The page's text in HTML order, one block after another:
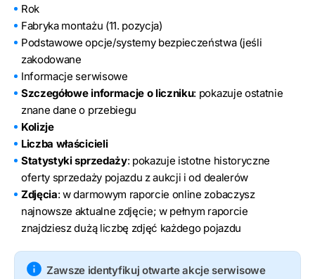
Rok
Fabryka montażu (11. pozycja)
Podstawowe opcje/systemy bezpieczeństwa (jeśli
zakodowane
Informacje serwisowe
Szczegółowe informacje o liczniku: pokazuje ostatnie
znane dane o przebiegu
Kolizje
Liczba właścicieli
Statystyki sprzedaży: pokazuje istotne historyczne
oferty sprzedaży pojazdu z aukcji i od dealerów
Zdjęcia: w darmowym raporcie online zobaczysz
najnowsze aktualne zdjęcie; w pełnym raporcie
znajdziesz dużą liczbę zdjęć każdego pojazdu
Zawsze identyfikuj otwarte akcje serwisowe